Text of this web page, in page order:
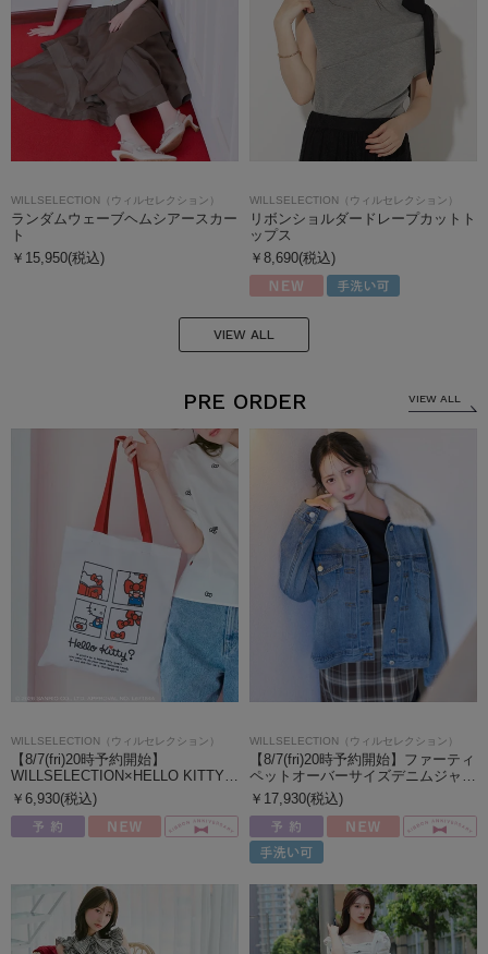
WILLSELECTION（ウィルセレクション）
ランダムウェーブヘムシアースカー
ト
￥15,950(税込)
WILLSELECTION（ウィルセレクション）
リボンショルダードレープカットト
ップス
￥8,690(税込)
VIEW ALL
PRE ORDER VIEW ALL
WILLSELECTION（ウィルセレクション）
【8/7(fri)20時予約開始】
WILLSELECTION×HELLO KITTY…
￥6,930(税込)
WILLSELECTION（ウィルセレクション）
【8/7(fri)20時予約開始】ファーティ
ペットオーバーサイズデニムジャ…
￥17,930(税込)